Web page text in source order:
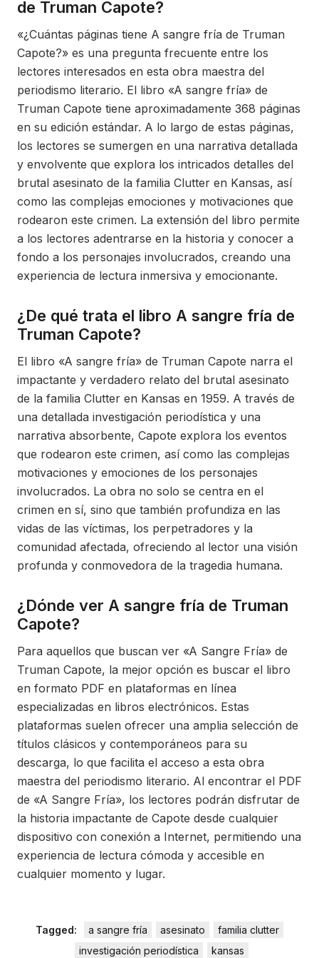
de Truman Capote?
«¿Cuántas páginas tiene A sangre fría de Truman
Capote?» es una pregunta frecuente entre los
lectores interesados en esta obra maestra del
periodismo literario. El libro «A sangre fría» de
Truman Capote tiene aproximadamente 368 páginas
en su edición estándar. A lo largo de estas páginas,
los lectores se sumergen en una narrativa detallada
y envolvente que explora los intricados detalles del
brutal asesinato de la familia Clutter en Kansas, así
como las complejas emociones y motivaciones que
rodearon este crimen. La extensión del libro permite
a los lectores adentrarse en la historia y conocer a
fondo a los personajes involucrados, creando una
experiencia de lectura inmersiva y emocionante.
¿De qué trata el libro A sangre fría de
Truman Capote?
El libro «A sangre fría» de Truman Capote narra el
impactante y verdadero relato del brutal asesinato
de la familia Clutter en Kansas en 1959. A través de
una detallada investigación periodística y una
narrativa absorbente, Capote explora los eventos
que rodearon este crimen, así como las complejas
motivaciones y emociones de los personajes
involucrados. La obra no solo se centra en el
crimen en sí, sino que también profundiza en las
vidas de las víctimas, los perpetradores y la
comunidad afectada, ofreciendo al lector una visión
profunda y conmovedora de la tragedia humana.
¿Dónde ver A sangre fría de Truman
Capote?
Para aquellos que buscan ver «A Sangre Fría» de
Truman Capote, la mejor opción es buscar el libro
en formato PDF en plataformas en línea
especializadas en libros electrónicos. Estas
plataformas suelen ofrecer una amplia selección de
títulos clásicos y contemporáneos para su
descarga, lo que facilita el acceso a esta obra
maestra del periodismo literario. Al encontrar el PDF
de «A Sangre Fría», los lectores podrán disfrutar de
la historia impactante de Capote desde cualquier
dispositivo con conexión a Internet, permitiendo una
experiencia de lectura cómoda y accesible en
cualquier momento y lugar.
Tagged: a sangre fría asesinato
familia clutter
investigación periodística
kansas